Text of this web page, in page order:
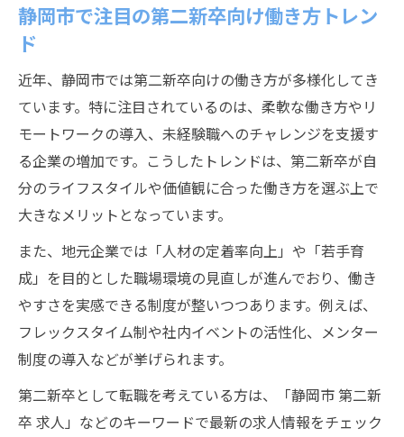
静岡市で注目の第二新卒向け働き方トレン
ド
近年、静岡市では第二新卒向けの働き方が多様化してき
ています。特に注目されているのは、柔軟な働き方やリ
モートワークの導入、未経験職へのチャレンジを支援す
る企業の増加です。こうしたトレンドは、第二新卒が自
分のライフスタイルや価値観に合った働き方を選ぶ上で
大きなメリットとなっています。
また、地元企業では「人材の定着率向上」や「若手育
成」を目的とした職場環境の見直しが進んでおり、働き
やすさを実感できる制度が整いつつあります。例えば、
フレックスタイム制や社内イベントの活性化、メンター
制度の導入などが挙げられます。
第二新卒として転職を考えている方は、「静岡市 第二新
卒 求人」などのキーワードで最新の求人情報をチェック